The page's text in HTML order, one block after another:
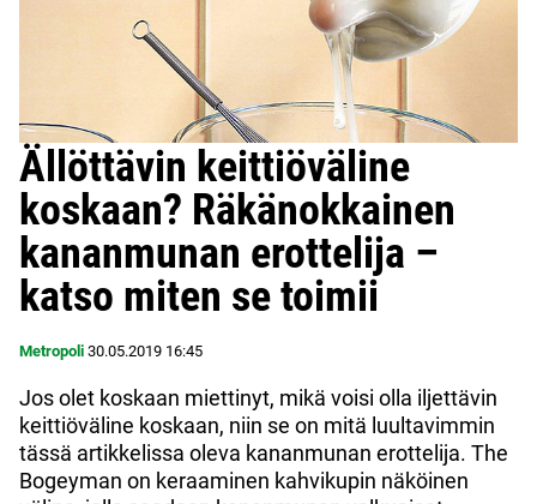
Ällöttävin keittiöväline
koskaan? Räkänokkainen
kananmunan erottelija –
katso miten se toimii
Metropoli 30.05.2019 16:45
Jos olet koskaan miettinyt, mikä voisi olla iljettävin
keittiöväline koskaan, niin se on mitä luultavimmin
tässä artikkelissa oleva kananmunan erottelija. The
Bogeyman on keraaminen kahvikupin näköinen